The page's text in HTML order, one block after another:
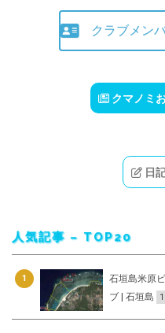
クラブメン
クマノミ
日
人気記事 – TOP20
1
石垣島米原
ブ | 石垣島